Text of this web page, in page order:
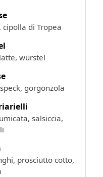
di Tropea
würstel
gorgonzola
salsiccia,
prosciutto cotto,